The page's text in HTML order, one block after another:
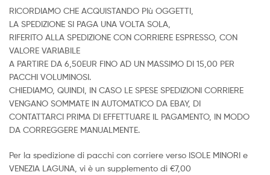
RICORDIAMO CHE ACQUISTANDO PIù OGGETTI,
LA SPEDIZIONE SI PAGA UNA VOLTA SOLA,
RIFERITO ALLA SPEDIZIONE CON CORRIERE ESPRESSO, CON
VALORE VARIABILE
A PARTIRE DA 6,50EUR FINO AD UN MASSIMO DI 15,00 PER
PACCHI VOLUMINOSI.
CHIEDIAMO, QUINDI, IN CASO LE SPESE SPEDIZIONI CORRIERE
VENGANO SOMMATE IN AUTOMATICO DA EBAY, DI
CONTATTARCI PRIMA DI EFFETTUARE IL PAGAMENTO, IN MODO
DA CORREGGERE MANUALMENTE.
Per la spedizione di pacchi con corriere verso ISOLE MINORI e
VENEZIA LAGUNA, vi è un supplemento di €7,00